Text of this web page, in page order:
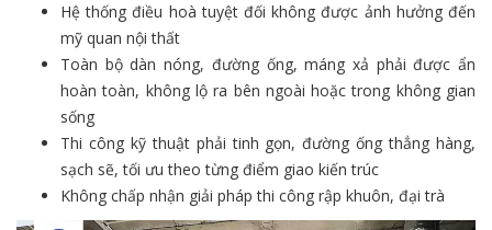
Hệ thống điều hoà tuyệt đối không được ảnh hưởng đến
mỹ quan nội thất
Toàn bộ dàn nóng, đường ống, máng xả phải được ẩn
hoàn toàn, không lộ ra bên ngoài hoặc trong không gian
sống
Thi công kỹ thuật phải tinh gọn, đường ống thẳng hàng,
sạch sẽ, tối ưu theo từng điểm giao kiến trúc
Không chấp nhận giải pháp thi công rập khuôn, đại trà